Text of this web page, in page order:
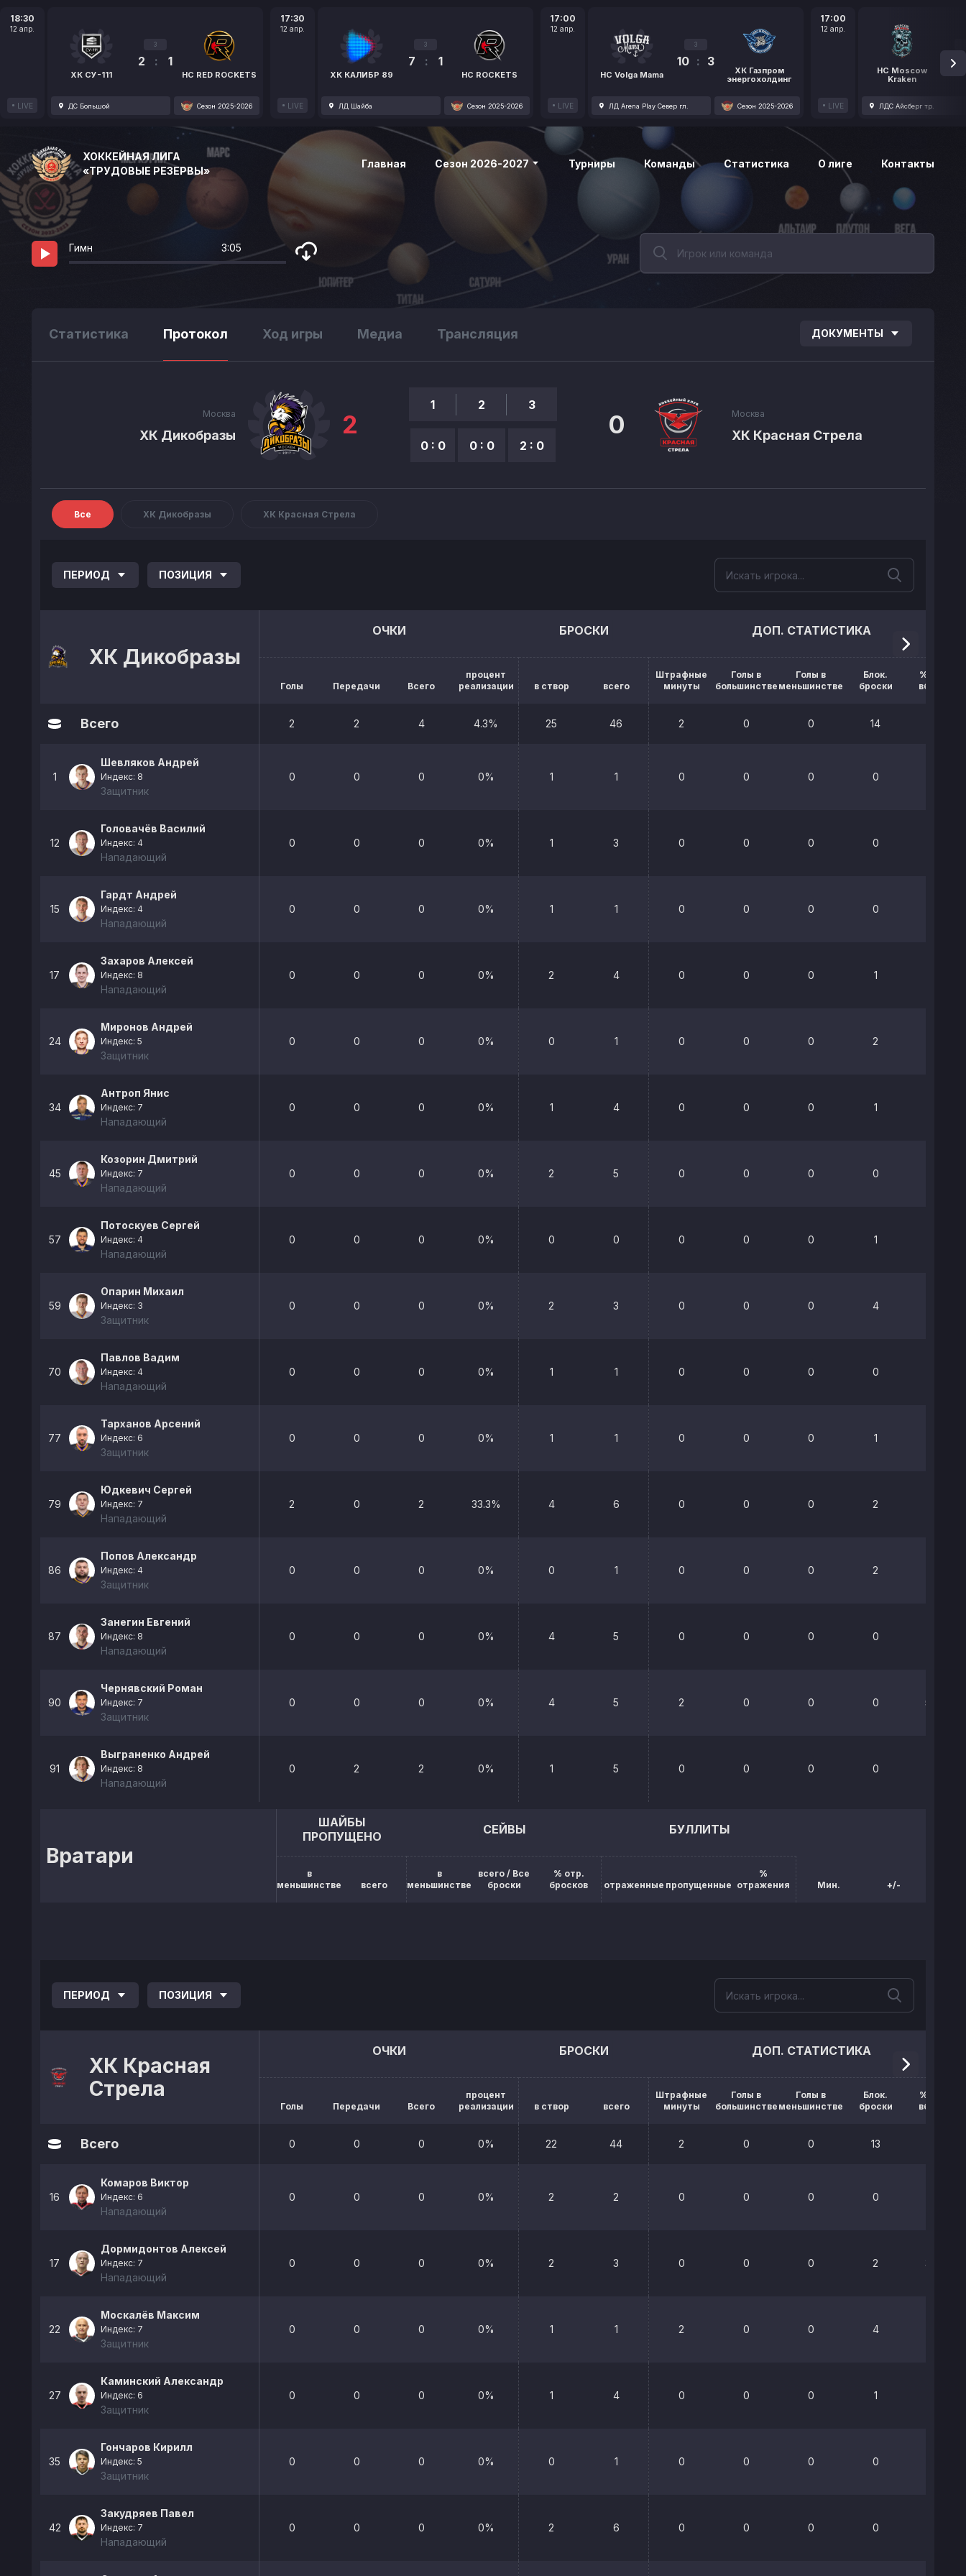
18:30
12 апр.
LIVE
ХК СУ-111
3
2 : 1
HC RED ROCKETS
ДС Большой Сезон 2025-2026
17:30
12 апр.
LIVE
ХК КАЛИБР 89
3
7 : 1
HC ROCKETS
ЛД Шайба Сезон 2025-2026
17:00
12 апр.
LIVE
HC Volga Mama
3
10 : 3
ХК Газпром
энергохолдинг
ЛД Arena Play Север гл. Сезон 2025-2026
17:00
12 апр.
LIVE
HC Moscow
Kraken
1
ЛДС Айсберг тр.
ХОККЕЙНАЯ ЛИГА
«ТРУДОВЫЕ РЕЗЕРВЫ»
Главная Сезон 2026-2027 Турниры Команды Статистика О лиге Контакты
Гимн 3:05
Статистика Протокол Ход игры Медиа Трансляция ДОКУМЕНТЫ
Москва
ХК Дикобразы 2
1
0 : 0
2
0 : 0
3
2 : 0
Москва
ХК Красная Стрела
0
Все ХК Дикобразы ХК Красная Стрела
ПЕРИОД ПОЗИЦИЯ
ХК Дикобразы
ОЧКИ
Голы Передачи Всего
процент
реализации
БРОСКИ
в створ всего
ДОП. СТАТИСТИКА
Штрафные
минуты
Голы в
большинстве
Голы в
меньшинстве
Блок.
броски
% выигр.
вбрасыв.
Всего 2 2 4 4.3% 25 46 2 0 0 14
1
Шевляков Андрей
Индекс: 8
Защитник
0 0 0 0% 1 1 0 0 0 0
12
Головачёв Василий
Индекс: 4
Нападающий
0 0 0 0% 1 3 0 0 0 0
15
Гардт Андрей
Индекс: 4
Нападающий
0 0 0 0% 1 1 0 0 0 0
17
Захаров Алексей
Индекс: 8
Нападающий
0 0 0 0% 2 4 0 0 0 1
24
Миронов Андрей
Индекс: 5
Защитник
0 0 0 0% 0 1 0 0 0 2
34
Антроп Янис
Индекс: 7
Нападающий
0 0 0 0% 1 4 0 0 0 1
45
Козорин Дмитрий
Индекс: 7
Нападающий
0 0 0 0% 2 5 0 0 0 0
57
Потоскуев Сергей
Индекс: 4
Нападающий
0 0 0 0% 0 0 0 0 0 1
59
Опарин Михаил
Индекс: 3
Защитник
0 0 0 0% 2 3 0 0 0 4
70
Павлов Вадим
Индекс: 4
Нападающий
0 0 0 0% 1 1 0 0 0 0
77
Тарханов Арсений
Индекс: 6
Защитник
0 0 0 0% 1 1 0 0 0 1
79
Юдкевич Сергей
Индекс: 7
Нападающий
2 0 2 33.3% 4 6 0 0 0 2
86
Попов Александр
Индекс: 4
Защитник
0 0 0 0% 0 1 0 0 0 2
87
Занегин Евгений
Индекс: 8
Нападающий
0 0 0 0% 4 5 0 0 0 0
90
Чернявский Роман
Индекс: 7
Защитник
0 0 0 0% 4 5 2 0 0 0 54.5%
91
Выграненко Андрей
Индекс: 8
Нападающий
0 2 2 0% 1 5 0 0 0 0
Вратари
ШАЙБЫ
ПРОПУЩЕНО
в
меньшинстве
всего
СЕЙВЫ
в
меньшинстве
всего / Все
броски
% отр.
бросков
БУЛЛИТЫ
отраженные пропущенные
%
отражения
Мин. +/-
ПЕРИОД ПОЗИЦИЯ
ХК Красная
Стрела
ОЧКИ
Голы Передачи Всего
процент
реализации
БРОСКИ
в створ всего
ДОП. СТАТИСТИКА
Штрафные
минуты
Голы в
большинстве
Голы в
меньшинстве
Блок.
броски
% выигр.
вбрасыв.
Всего 0 0 0 0% 22 44 2 0 0 13
16
Комаров Виктор
Индекс: 6
Нападающий
0 0 0 0% 2 2 0 0 0 0
17
Дормидонтов Алексей
Индекс: 7
Нападающий
0 0 0 0% 2 3 0 0 0 2 36.8%
22
Москалёв Максим
Индекс: 7
Защитник
0 0 0 0% 1 1 2 0 0 4
27
Каминский Александр
Индекс: 6
Защитник
0 0 0 0% 1 4 0 0 0 1
35
Гончаров Кирилл
Индекс: 5
Защитник
0 0 0 0% 0 1 0 0 0 0
42
Закудряев Павел
Индекс: 7
Нападающий
0 0 0 0% 2 6 0 0 0 0